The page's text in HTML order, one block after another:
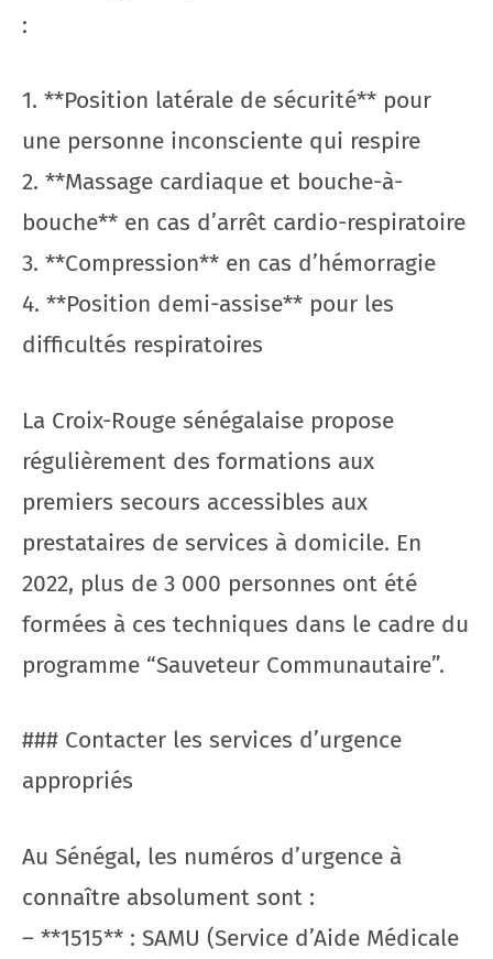
:
1. **Position latérale de sécurité** pour
une personne inconsciente qui respire
2. **Massage cardiaque et bouche-à-
bouche** en cas d’arrêt cardio-respiratoire
3. **Compression** en cas d’hémorragie
4. **Position demi-assise** pour les
difficultés respiratoires
La Croix-Rouge sénégalaise propose
régulièrement des formations aux
premiers secours accessibles aux
prestataires de services à domicile. En
2022, plus de 3 000 personnes ont été
formées à ces techniques dans le cadre du
programme “Sauveteur Communautaire”.
### Contacter les services d’urgence
appropriés
Au Sénégal, les numéros d’urgence à
connaître absolument sont :
– **1515** : SAMU (Service d’Aide Médicale